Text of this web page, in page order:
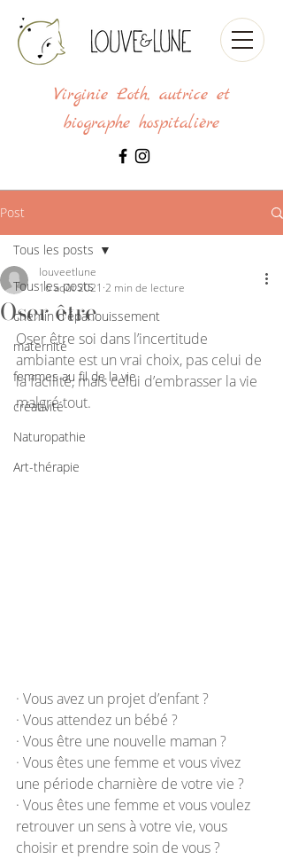
Virginie Loth, autrice et
biographe hospitalière
Post
Tous les posts
chemin d'épanouissement
maternité
femmes au fil de la vie
créativité
Naturopathie
Art-thérapie
Tous les posts
Oser être
louveetlune
16 août 2021 2 min de lecture
Oser être soi dans l’incertitude
ambiante est un vrai choix, pas celui de
la facilité, mais celui d’embrasser la vie
malgré tout.
· Vous avez un projet d’enfant ?
· Vous attendez un bébé ?
· Vous être une nouvelle maman ?
· Vous êtes une femme et vous vivez
une période charnière de votre vie ?
· Vous êtes une femme et vous voulez
retrouver un sens à votre vie, vous
choisir et prendre soin de vous ?